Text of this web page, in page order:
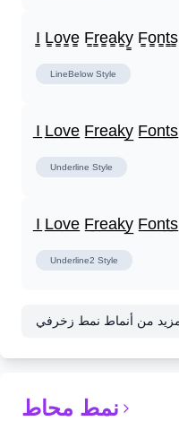
I̳ L̳o̳v̳e̳ F̳r̳e̳a̳k̳y̳ F̳o̳n̳t̳s̳
LineBelow Style
I̲ L̲o̲v̲e̲ F̲r̲e̲a̲k̲y̲ F̲o̲n̲t̲s̲
Underline Style
I̲ L̲o̲v̲e̲ F̲r̲e̲a̲k̲y̲ F̲o̲n̲t̲s̲
Underline2 Style
نمط محاط